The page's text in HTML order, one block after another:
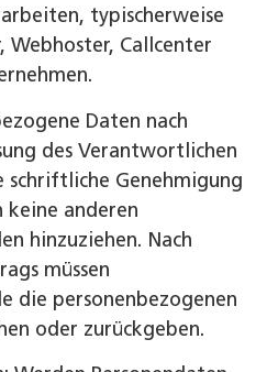
typischerweise
Callcenter
Daten nach
des Verantwortlichen
Genehmigung
anderen
hinzuziehen. Nach
müssen
die personenbezogenen
oder zurückgeben.